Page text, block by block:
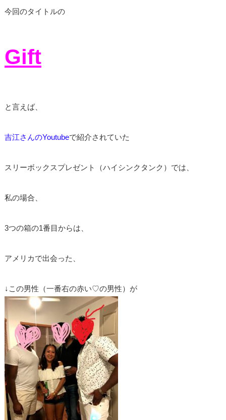
今回のタイトルの
Gift
と言えば、
吉江さんのYoutubeで紹介されていた
スリーボックスプレゼント（ハイシンクタンク）では、
私の場合、
3つの箱の1番目からは、
アメリカで出会った、
↓この男性（一番右の赤い♡の男性）が